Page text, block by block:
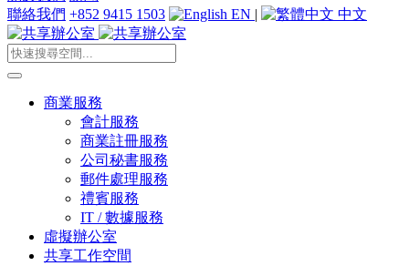
聯絡我們 +852 9415 1503 EN | 中文
商業服務
會計服務
商業註冊服務
公司秘書服務
郵件處理服務
禮賓服務
IT / 數據服務
虛擬辦公室
共享工作空間